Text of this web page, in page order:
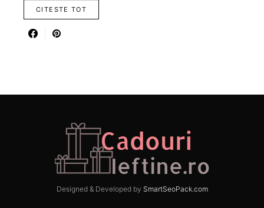
CITESTE TOT
Designed & Developed by SmartSeoPack.com